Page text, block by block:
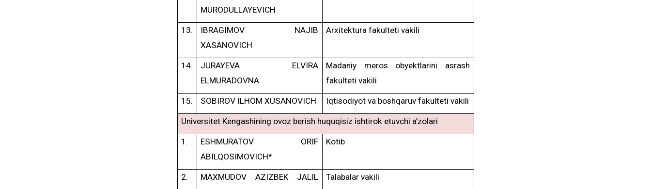
MURODULLAYEVICH
13.
IBRAGIMOV NAJIB
XASANOVICH
Arxitektura fakulteti vakili
14.
JURAYEVA ELVIRA
ELMURADOVNA
Madaniy meros obyektlarini asrash
fakulteti vakili
15. SOBIROV ILHOM XUSANOVICH Iqtisodiyot va boshqaruv fakulteti vakili
Universitet Kengashining ovoz berish huquqisiz ishtirok etuvchi a’zolari
1.
ESHMURATOV ORIF
ABILQOSIMOVICH*
Kotib
2.
MAXMUDOV AZIZBEK JALIL
Talabalar vakili